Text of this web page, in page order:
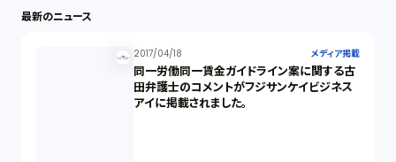
最新のニュース
2017/04/18 メディア掲載
同一労働同一賃金ガイドライン案に関する古
田弁護士のコメントがフジサンケイビジネス
アイに掲載されました。